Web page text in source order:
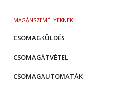
MAGÁNSZEMÉLYEKNEK
CSOMAGKÜLDÉS
CSOMAGÁTVÉTEL
CSOMAGAUTOMATÁK